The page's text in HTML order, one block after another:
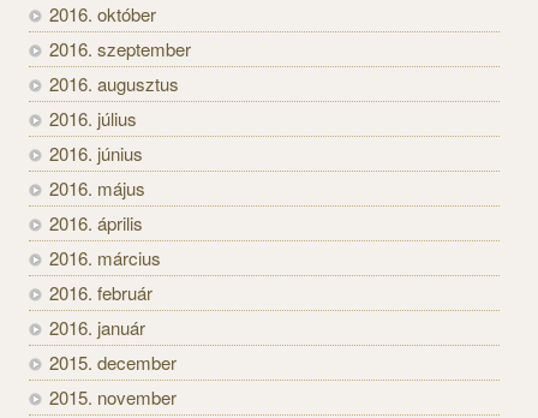
2016. október
2016. szeptember
2016. augusztus
2016. július
2016. június
2016. május
2016. április
2016. március
2016. február
2016. január
2015. december
2015. november